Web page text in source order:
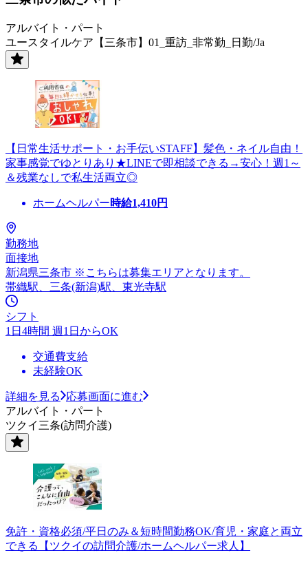
アルバイト・パート
ユースタイルケア【三条市】01_重訪_非常勤_日勤/Ja
【日常生活サポート・お手伝いSTAFF】髪色・ネイル自由！
家事感覚でゆとりあり★LINEで即相談できる→安心！週1～
＆残業なしで私生活両立◎
ホームヘルパー時給1,410円
勤務地
面接地
新潟県三条市 ※こちらは募集エリアとなります。
帯織駅、三条(新潟)駅、東光寺駅
シフト
1日4時間 週1日からOK
交通費支給
未経験OK
詳細を見る
応募画面に進む
アルバイト・パート
ツクイ三条(訪問介護)
免許・資格必須/平日のみ＆短時間勤務OK/育児・家庭と両立
できる【ツクイの訪問介護/ホームヘルパー求人】